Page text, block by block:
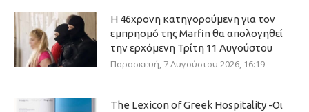
Η 46χρονη κατηγορούμενη για τον
εμπρησμό της Marfin θα απολογηθεί
την ερχόμενη Τρίτη 11 Αυγούστου
Παρασκευή, 7 Αυγούστου 2026, 16:19
The Lexicon of Greek Hospitality -Οι